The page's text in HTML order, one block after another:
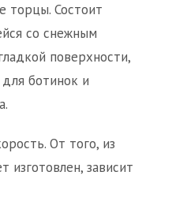
торцы. Состоит
со снежным
поверхности,
ботинок и
От того, из
изготовлен, зависит